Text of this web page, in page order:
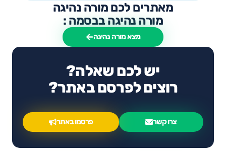
מאתרים לכם מורה נהיגה
מורה נהיגה בבסמה :
מצא מורה נהיגה
יש לכם שאלה?
רוצים לפרסם באתר?
צרו קשר פרסמו באתר